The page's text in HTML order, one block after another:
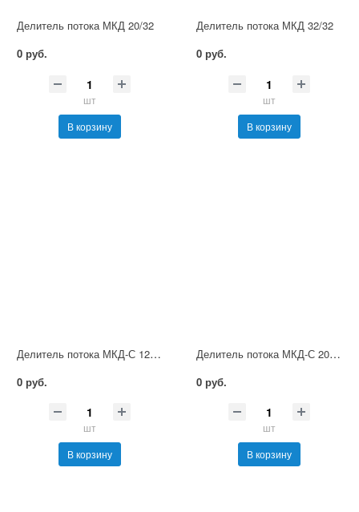
Делитель потока МКД 20/32
0 руб.
шт
В корзину
Делитель потока МКД 32/32
0 руб.
шт
В корзину
Делитель потока МКД-С 12/32
0 руб.
шт
В корзину
Делитель потока МКД-С 20/32
0 руб.
шт
В корзину